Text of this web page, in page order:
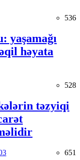
536
yaşamağı
həyata
528
təzyiqi
651